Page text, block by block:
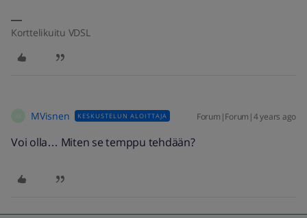
Korttelikuitu VDSL
MVisnen KESKUSTELUN ALOITTAJA Forum|Forum|4 years ago
Voi olla… Miten se temppu tehdään?